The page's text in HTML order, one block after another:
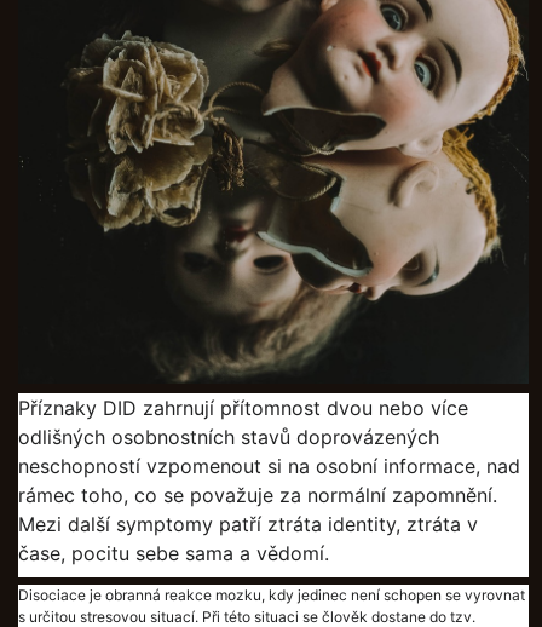
Příznaky DID zahrnují přítomnost dvou nebo více
odlišných osobnostních stavů doprovázených
neschopností vzpomenout si na osobní informace, nad
rámec toho, co se považuje za normální zapomnění.
Mezi další symptomy patří ztráta identity, ztráta v
čase, pocitu sebe sama a vědomí.
Disociace je obranná reakce mozku, kdy jedinec není schopen se vyrovnat
s určitou stresovou situací. Při této situaci se člověk dostane do tzv.